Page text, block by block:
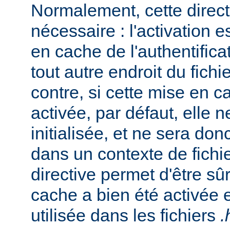
Normalement, cette
nécessaire : l'activation
en cache de
tout autre endroit du
contre, si cette mise en
activée, par défaut, elle
initialisée, et ne sera
dans un contexte de
directive permet d'être
cache a bien été activée
utilisée dans les fichiers